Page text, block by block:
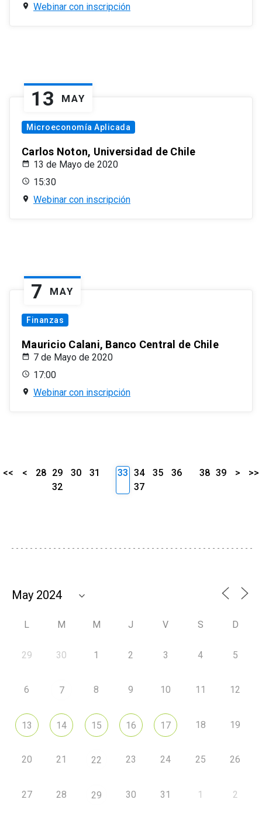
Webinar con inscripción
13 MAY
Microeconomía Aplicada
Carlos Noton, Universidad de Chile
13 de Mayo de 2020
15:30
Webinar con inscripción
7 MAY
Finanzas
Mauricio Calani, Banco Central de Chile
7 de Mayo de 2020
17:00
Webinar con inscripción
<< < 28 29 30
31
32
33 34 35
36
37
38 39 > >>
L M M J V S D
29 30 1 2 3 4 5
6 7 8 9 10 11 12
13 14 15 16 17 18 19
20 21 22 23 24 25 26
27 28 29 30 31 1 2